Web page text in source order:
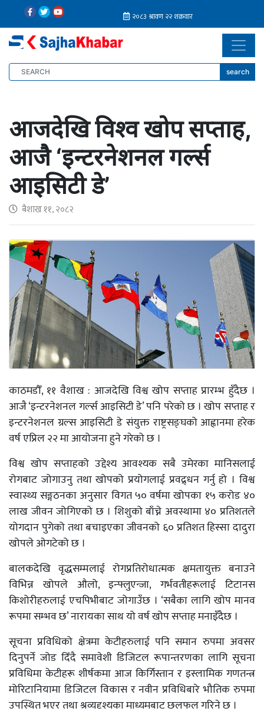
search
आजदेखि विश्व खोप सप्ताह,
आजै ‘इन्टरनेशनल गर्ल्स
आइसिटी डे’
बैशाख ११, २०८२
काठमडौँ, ११ वैशाख : आजदेखि विश्व खोप सप्ताह प्रारम्भ हुँदैछ ।
आजै ‘इन्टरनेशनल गर्ल्स आइसिटी डे’ पनि परेको छ । खोप सप्ताह र
इन्टरनेशनल ग्रल्स आइसिटी डे संयुक्त राष्ट्रसङ्घको आह्वानमा हरेक
वर्ष एप्रिल २२ मा आयोजना हुने गरेको छ ।
विश्व खोप सप्ताहको उद्देश्य आवश्यक सबै उमेरका मानिसलाई
रोगबाट जोगाउनु तथा खोपको प्रयोगलाई प्रवद्र्धन गर्नु हो । विश्व
स्वास्थ्य सङ्गठनका अनुसार विगत ५० वर्षमा खोपका १५ करोड ४०
लाख जीवन जोगिएको छ । शिशुको बाँच्ने अवस्थामा ४० प्रतिशतले
योगदान पुगेको तथा बचाइएका जीवनको ६० प्रतिशत हिस्सा दादुरा
खोपले ओगटेको छ ।
बालकदेखि वृद्धसम्मलाई रोगप्रतिरोधात्मक क्षमतायुक्त बनाउने
विभिन्न खोपले औलो, इन्फ्लुएन्जा, गर्भवतीहरूलाई टिटानस
किशोरीहरुलाई एचपिभीबाट जोगाउँछ । ‘सबैका लागि खोप मानव
रूपमा सम्भव छ’ नारायका साथ यो वर्ष खोप सप्ताह मनाइँदैछ ।
सूचना प्रविधिको क्षेत्रमा केटीहरुलाई पनि समान रुपमा अवसर
दिनुपर्ने जोड दिँदै समावेशी डिजिटल रूपान्तरणका लागि सूचना
प्रविधिमा केटीहरू शीर्षकमा आज किर्गिस्तान र इस्लामिक गणतन्त्र
मोरिटानियामा डिजिटल विकास र नवीन प्रविधिबारे भौतिक रुपमा
उपस्थित भएर तथा श्रव्यदृश्यका माध्यमबाट छलफल गरिने छ ।